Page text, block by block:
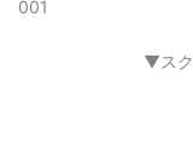
001
▼ス